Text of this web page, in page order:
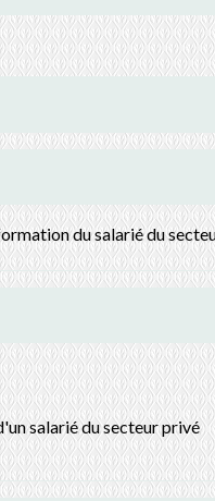
du salarié du
salarié du secteur privé